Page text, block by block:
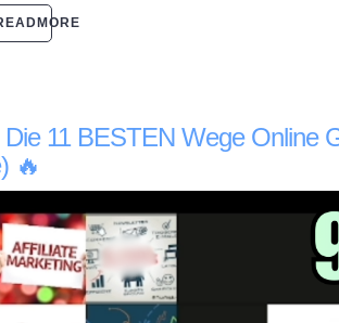
Die 11 BESTEN Wege Online
🔥